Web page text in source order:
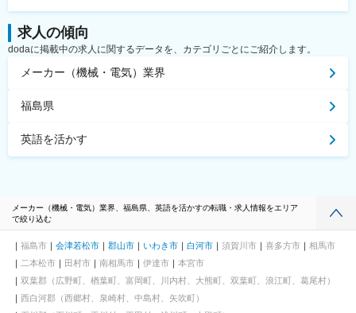
求人の傾向
dodaに掲載中の求人に関するデータを、カテゴリごとにご紹介します。
メーカー（機械・電気）業界
福島県
英語を活かす
メーカー（機械・電気）業界、福島県、英語を活かすの転職・求人情報をエリア
で絞り込む
福島市 会津若松市 郡山市 いわき市 白河市 須賀川市 喜多方市
相馬市
二本松市
田村市 南相馬市 伊達市
本宮市
双葉郡（広野町、楢葉町、富岡町、川内村、大熊町、双葉町、浪江町、葛尾村）
西白河郡（西郷村、泉崎村、中島村、矢吹町）